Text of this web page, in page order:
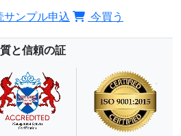
サンプル申込 今買う
と信頼の証